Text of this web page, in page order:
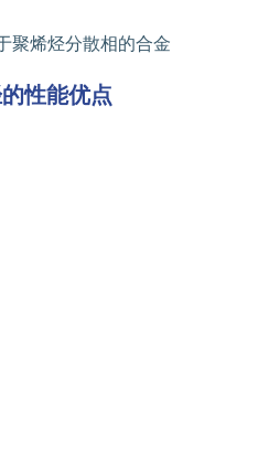
聚烯烃分散相的合金
性能优点